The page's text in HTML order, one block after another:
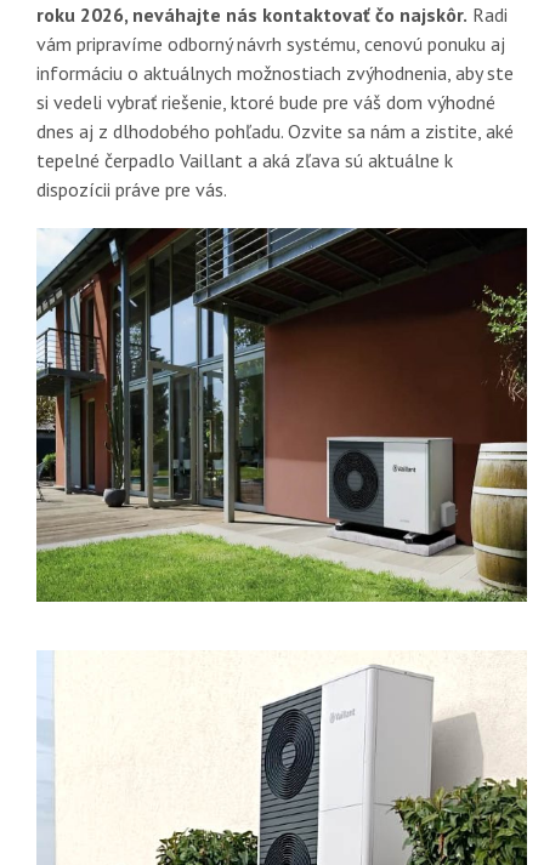
roku 2026, neváhajte nás kontaktovať čo najskôr. Radi
vám pripravíme odborný návrh systému, cenovú ponuku aj
informáciu o aktuálnych možnostiach zvýhodnenia, aby ste
si vedeli vybrať riešenie, ktoré bude pre váš dom výhodné
dnes aj z dlhodobého pohľadu. Ozvite sa nám a zistite, aké
tepelné čerpadlo Vaillant a aká zľava sú aktuálne k
dispozícii práve pre vás.